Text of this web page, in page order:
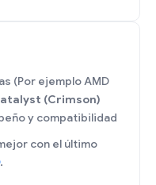
(Por ejemplo AMD
(Crimson)
y compatibilidad
con el último
.